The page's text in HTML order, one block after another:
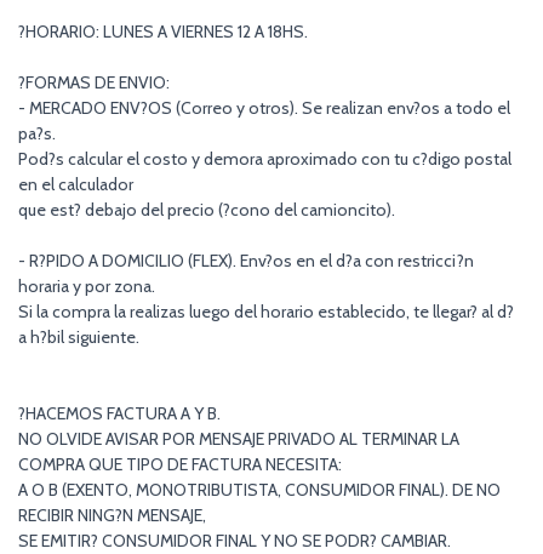
?HORARIO: LUNES A VIERNES 12 A 18HS.
?FORMAS DE ENVIO:
- MERCADO ENV?OS (Correo y otros). Se realizan env?os a todo el
pa?s.
Pod?s calcular el costo y demora aproximado con tu c?digo postal
en el calculador
que est? debajo del precio (?cono del camioncito).
- R?PIDO A DOMICILIO (FLEX). Env?os en el d?a con restricci?n
horaria y por zona.
Si la compra la realizas luego del horario establecido, te llegar? al d?
a h?bil siguiente.
?HACEMOS FACTURA A Y B.
NO OLVIDE AVISAR POR MENSAJE PRIVADO AL TERMINAR LA
COMPRA QUE TIPO DE FACTURA NECESITA:
A O B (EXENTO, MONOTRIBUTISTA, CONSUMIDOR FINAL). DE NO
RECIBIR NING?N MENSAJE,
SE EMITIR? CONSUMIDOR FINAL Y NO SE PODR? CAMBIAR.